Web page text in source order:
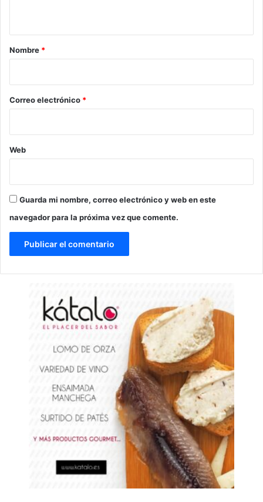
r
*
Nombre *
Correo electrónico *
Web
Guarda mi nombre, correo electrónico y web en este
navegador para la próxima vez que comente.